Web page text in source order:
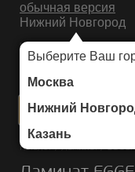
обычная версия
Нижний Новгород
Выберите Ваш
Москва
Нижний
Казань
ИНТЕРНЕТ-МАГАЗИН
Каталог/Ламинат/EGGER